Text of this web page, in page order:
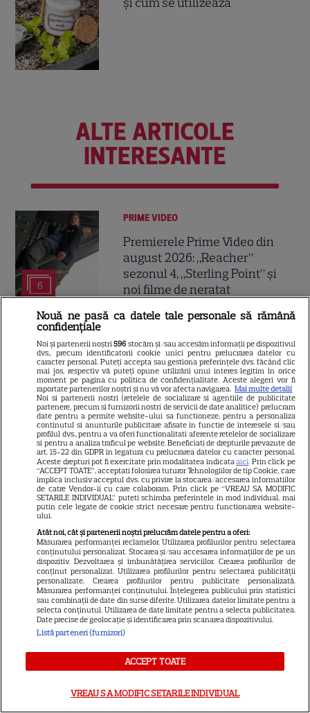
ALTE ARTICOLE
INTERESANTE
6
PRIME VIDEO
Premierele Prime Video din
august 2026: „Reacher”
sezonul 4, „Sterling Point” și
noi filme de neratat
17
Premiere Disney+ august
2026: „Camp Rock 3”,
„Futurama” și trilogia
„Stăpânul Inelelor” ajung pe
platformă
DISNEY PLUS
Premiere de neratat pe Netflix,
Disney+ și SkyShowtime în
august: seriale noi, filme de
colecție și vedete de top
NETFLIX
Noutăți Netflix în august 2026:
Robert De Niro, „Nosferatu” și
noile sezoane din „Outer
singurătate”
DISNEY PLUS
Nouă ne pasă ca datele tale personale să rămână
confidențiale
Noi și partenerii noștri596 stocăm și/sau accesăm informații pe dispozitivul
dvs., precum identificatorii cookie unici pentru prelucrarea datelor cu
caracter personal. Puteți accepta sau gestiona preferințele dvs. făcând clic
mai jos, respectiv vă puteți opune utilizării unui interes legitim în orice
moment pe pagina cu politica de confidențialitate. Aceste alegeri vor fi
raportate partenerilor noștri și nu vă vor afecta navigarea. Mai multe detalii
Noi si partenerii nostri (retelele de socializare si agentiile de publicitate
partenere, precum si furnizorii nostri de servicii de date analitice) prelucram
date pentru a permite website-ului sa functioneze, pentru a personaliza
continutul si anunturile publicitare afisate in functie de interesele si/sau
profilul dvs., pentru a va oferi functionalitati aferente retelelor de socializare
si pentru a analiza traficul pe website. Beneficiati de drepturile prevazute de
art. 15-22 din GDPR in legatura cu prelucrarea datelor cu caracter personal.
Aceste drepturi pot fi exercitate prin modalitatea indicataaici. Prin click pe
“ACCEPT TOATE”, acceptati folosirea tuturor Tehnologiilor de tip Cookie, care
implica inclusiv acceptul dvs. cu privire la stocarea/accesarea informatiilor
de catre Vendor-ii cu care colaboram. Prin click pe “VREAU SA MODIFIC
SETARILE INDIVIDUAL” puteti schimba preferintele in mod individual, mai
putin cele legate de cookie strict necesare pentru functionarea website-
ului.
Atât noi, cât și partenerii noștri prelucrăm datele pentru a oferi:
Măsurarea performanței reclamelor. Utilizarea profilurilor pentru selectarea
conținutului personalizat. Stocarea și/sau accesarea informațiilor de pe un
dispozitiv. Dezvoltarea și îmbunătățirea serviciilor. Crearea profilurilor de
conținut personalizat. Utilizarea profilurilor pentru selectarea publicității
personalizate. Crearea profilurilor pentru publicitate personalizată.
Măsurarea performanței conținutului. Înțelegerea publicului prin statistici
sau combinații de date din surse diferite. Utilizarea datelor limitate pentru a
selecta conținutul. Utilizarea de date limitate pentru a selecta publicitatea.
Date precise de geolocație și identificarea prin scanarea dispozitivului.
Listă parteneri (furnizori)
ACCEPT TOATE
VREAU SA MODIFIC SETARILE INDIVIDUAL